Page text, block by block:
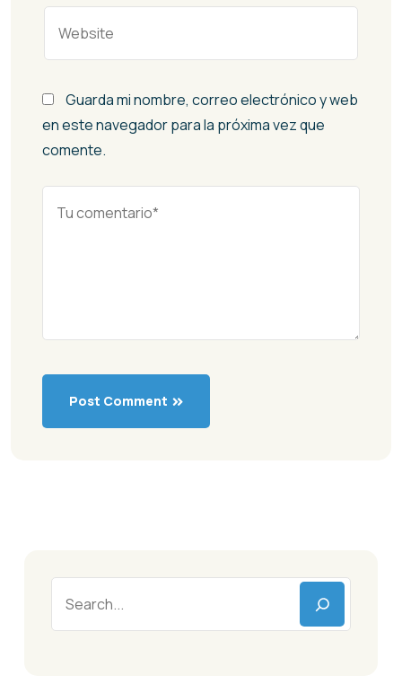
Guarda mi nombre, correo electrónico y web
en este navegador para la próxima vez que
comente.
Post Comment